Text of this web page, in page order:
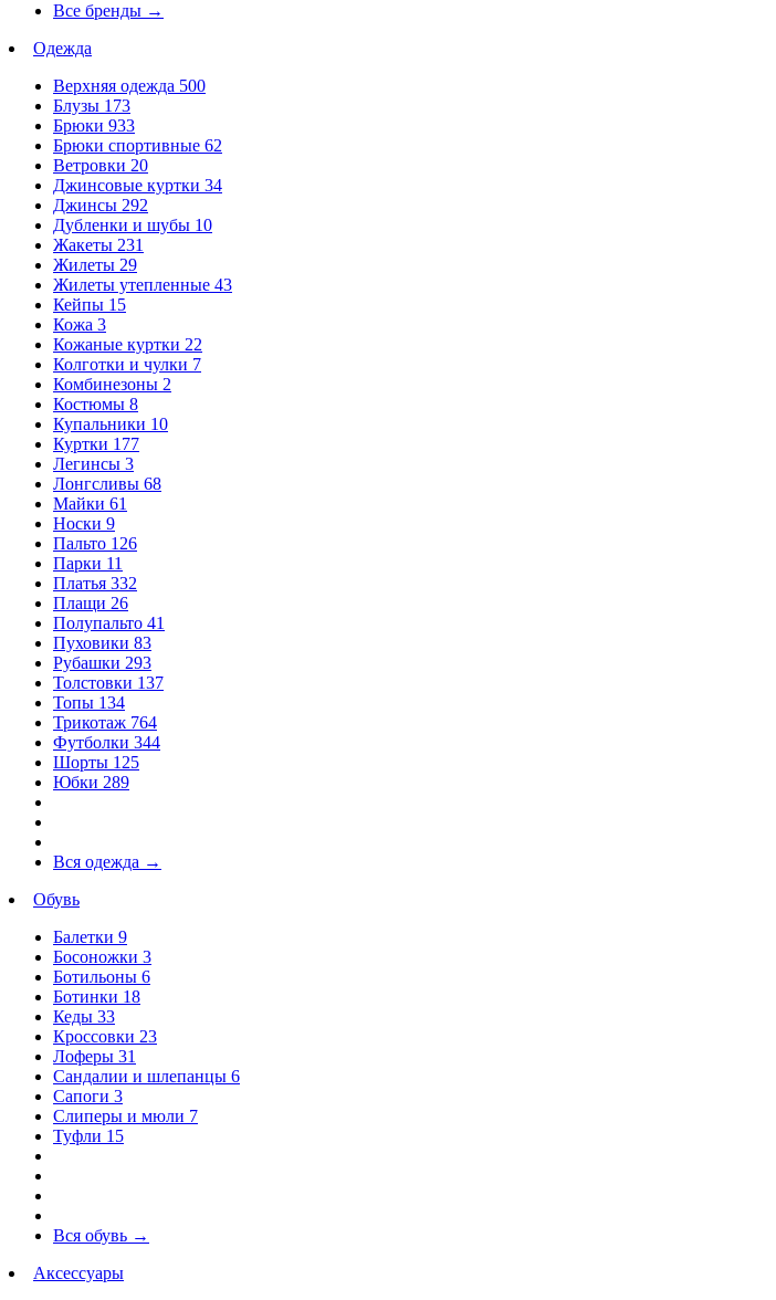
Все бренды →
Одежда
Верхняя одежда 500
Блузы 173
Брюки 933
Брюки спортивные 62
Ветровки 20
Джинсовые куртки 34
Джинсы 292
Дубленки и шубы 10
Жакеты 231
Жилеты 29
Жилеты утепленные 43
Кейпы 15
Кожа 3
Кожаные куртки 22
Колготки и чулки 7
Комбинезоны 2
Костюмы 8
Купальники 10
Куртки 177
Легинсы 3
Лонгсливы 68
Майки 61
Носки 9
Пальто 126
Парки 11
Платья 332
Плащи 26
Полупальто 41
Пуховики 83
Рубашки 293
Толстовки 137
Топы 134
Трикотаж 764
Футболки 344
Шорты 125
Юбки 289
Вся одежда →
Обувь
Балетки 9
Босоножки 3
Ботильоны 6
Ботинки 18
Кеды 33
Кроссовки 23
Лоферы 31
Сандалии и шлепанцы 6
Сапоги 3
Слиперы и мюли 7
Туфли 15
Вся обувь →
Аксессуары